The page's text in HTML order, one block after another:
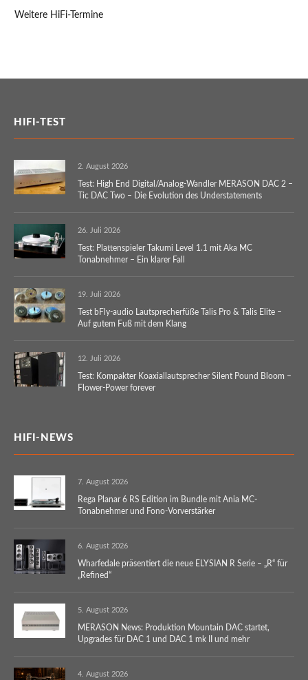
Weitere HiFi-Termine
HIFI-TEST
2. August 2026
Test: High End Digital/Analog-Wandler MERASON DAC 2 –
Tic DAC Two – Die Evolution des Understatements
26. Juli 2026
Test: Plattenspieler Takumi Level 1.1 mit Aka MC
Tonabnehmer – Ein klarer Fall
19. Juli 2026
Test bFly-audio Lautsprecherfüße Talis Pro & Talis Elite –
Auf gutem Fuß mit dem Klang
12. Juli 2026
Test: Kompakter Koaxiallautsprecher Silent Pound Bloom –
Flower-Power forever
HIFI-NEWS
7. August 2026
Rega Planar 6 RS Edition im Bundle mit Ania MC-
Tonabnehmer und Fono-Vorverstärker
6. August 2026
Wharfedale präsentiert die neue ELYSIAN R Serie – „R“ für
„Refined“
5. August 2026
MERASON News: Produktion Mountain DAC startet,
Upgrades für DAC 1 und DAC 1 mk II und mehr
4. August 2026